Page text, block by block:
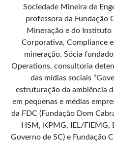
Sociedade Mineira de
professora da Fundação
Mineração e do Instituto
Corporativa, Compliance
mineração. Sócia
Operations, consultoria
das mídias sociais
estruturação da ambiência
em pequenas e médias
da FDC (Fundação Dom
HSM, KPMG, IEL/FIEMG,
Governo de SC) e Fundação